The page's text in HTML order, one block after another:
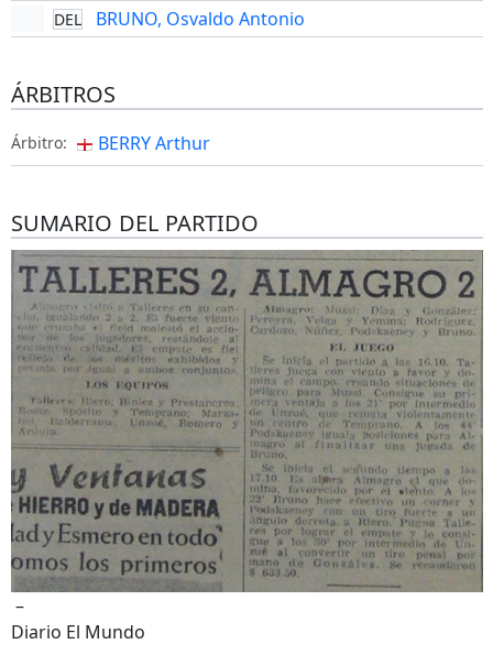
DEL BRUNO, Osvaldo Antonio
ÁRBITROS
Árbitro: BERRY Arthur
SUMARIO DEL PARTIDO
–
Diario El Mundo